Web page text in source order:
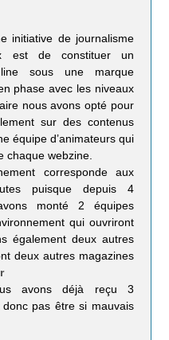
initiative de journalisme
est de constituer un
sous une marque
phase avec les niveaux
nous avons opté pour
sur des contenus
équipe d’animateurs qui
chaque webzine.
corresponde aux
puisque depuis 4
monté 2 équipes
qui ouvriront
également deux autres
deux autres magazines
avons déjà reçu 3
pas être si mauvais